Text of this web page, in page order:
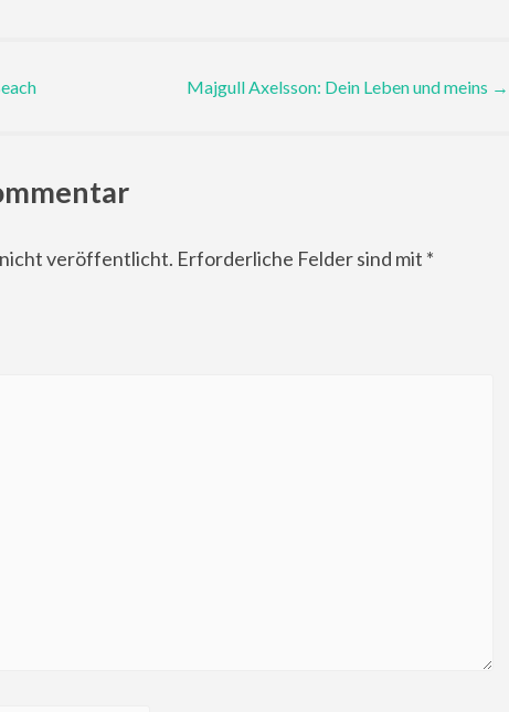
Majgull Axelsson: Dein Leben und meins →
veröffentlicht. Erforderliche Felder sind mit *